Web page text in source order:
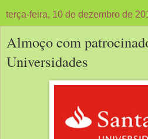
terça-feira, 10 de dezembro de
Almoço com
Universidades